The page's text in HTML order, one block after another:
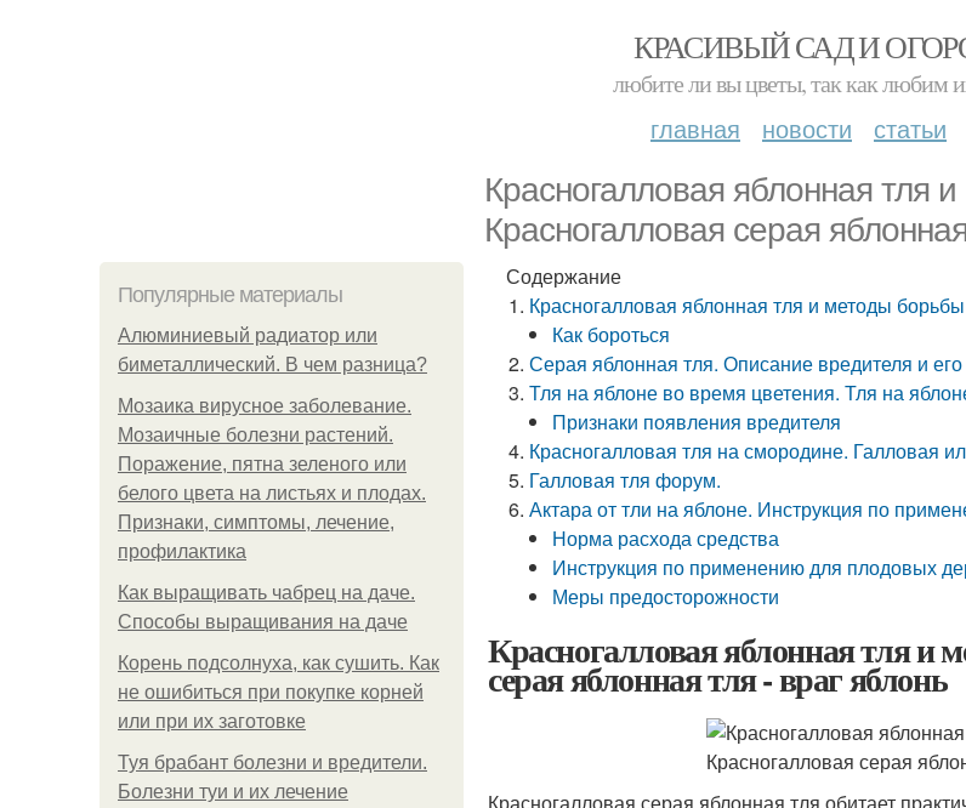
КРАСИВЫЙ САД И
любите ли вы цветы, так как любим
главная новости статьи
Красногалловая яблонная тля
Красногалловая серая
Популярные материалы
Алюминиевый радиатор или
биметаллический. В чем разница?
Мозаика вирусное заболевание.
Мозаичные болезни растений.
Поражение, пятна зеленого или
белого цвета на листьях и плодах.
Признаки, симптомы, лечение,
профилактика
Как выращивать чабрец на даче.
Способы выращивания на даче
Корень подсолнуха, как сушить. Как
не ошибиться при покупке корней
или при их заготовке
Туя брабант болезни и вредители.
Болезни туи и их лечение
Содержание
Красногалловая яблонная тля и методы
Как бороться
Серая яблонная тля. Описание вредителя и
Тля на яблоне во время цветения. Тля на
Признаки появления вредителя
Красногалловая тля на смородине. Галловая
Галловая тля форум.
Актара от тли на яблоне. Инструкция по
Норма расхода средства
Инструкция по применению для плодовых
Меры предосторожности
Красногалловая яблонная тля и
серая яблонная тля - враг яблонь